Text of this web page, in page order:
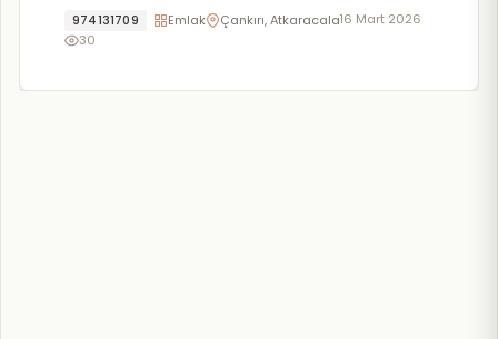
974131709 Emlak Çankırı, Atkaracalar16 Mart 2026
30